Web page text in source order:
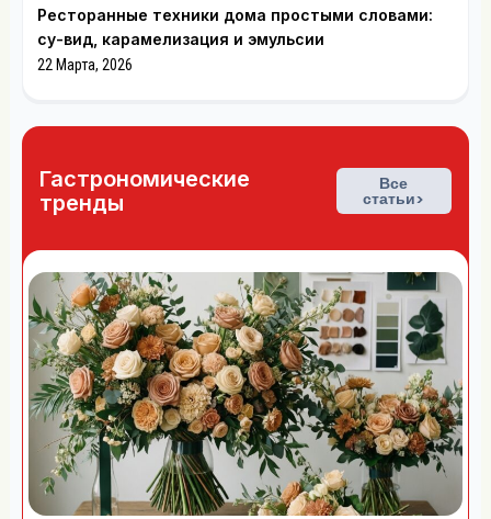
Ресторанные техники дома простыми словами:
су-вид, карамелизация и эмульсии
22 Марта, 2026
Гастрономические
тренды
Все
статьи>